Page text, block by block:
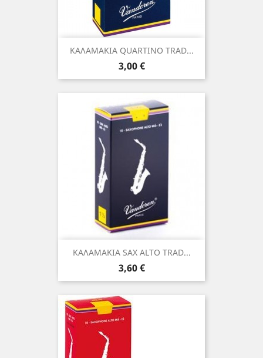
ΚΑΛΑΜΑΚΙΑ QUARTINO TRAD...
Τιμή
3,00 €
ΚΑΛΑΜΑΚΙΑ SAX ALTO TRAD...
Τιμή
3,60 €